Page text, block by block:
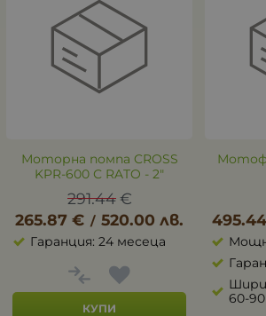
Моторна помпа CROSS
KPR-600 С RATO - 2"
291.44 €
265.87 € / 520.00 лв.
Гаранция: 24 месеца
КУПИ
495.44
60-